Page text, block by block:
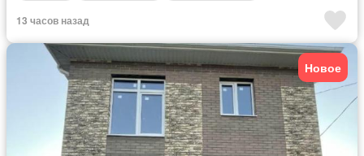
13 часов назад
Новое